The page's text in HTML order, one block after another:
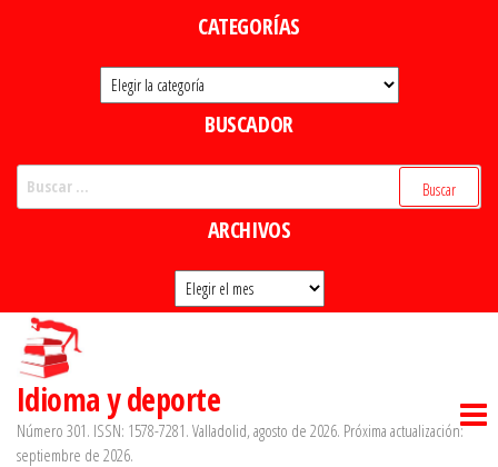
CATEGORÍAS
Categorías
BUSCADOR
ARCHIVOS
Archivos
Idioma y deporte
Número 301. ISSN: 1578-7281. Valladolid, agosto de 2026. Próxima actualización:
septiembre de 2026.